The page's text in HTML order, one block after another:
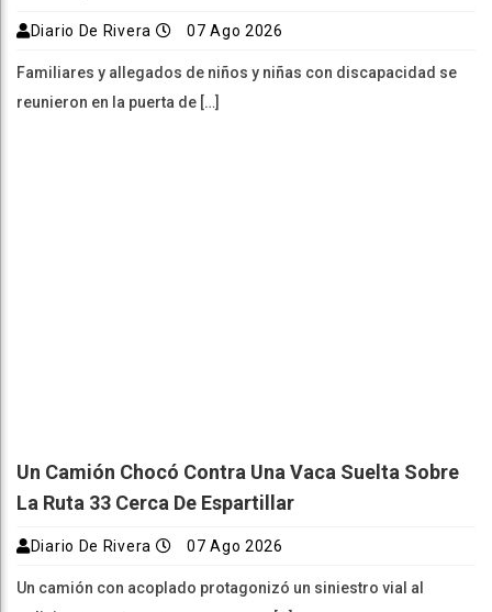
Diario De Rivera 07 Ago 2026
Familiares y allegados de niños y niñas con discapacidad se
reunieron en la puerta de […]
Un Camión Chocó Contra Una Vaca Suelta Sobre
La Ruta 33 Cerca De Espartillar
Diario De Rivera 07 Ago 2026
Un camión con acoplado protagonizó un siniestro vial al